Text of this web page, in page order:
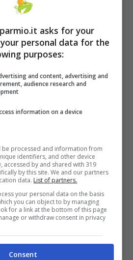
figlioe, nel caso di
essere ripartita. Spetta
asks for your
personal data for the
purposes:
and content, advertising and
audience research and
information on a device
be processed and information from
identifiers, and other device
accessed by and shared with 319
by this site. We and our partners
data. List of partners.
your personal data on the basis
you can object to by managing
for a link at the bottom of this page
or withdraw consent in privacy
Consent